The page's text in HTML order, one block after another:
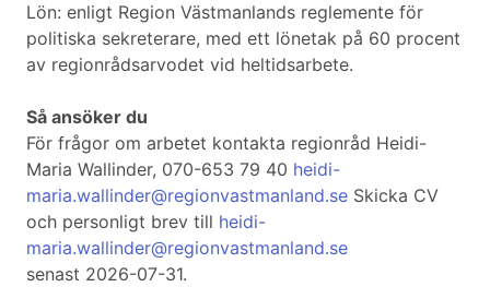
Lön: enligt Region Västmanlands reglemente för
politiska sekreterare, med ett lönetak på 60 procent
av regionrådsarvodet vid heltidsarbete.
Så ansöker du
För frågor om arbetet kontakta regionråd Heidi-
Maria Wallinder, 070-653 79 40 heidi-
maria.wallinder@regionvastmanland.se Skicka CV
och personligt brev till heidi-
maria.wallinder@regionvastmanland.se
senast 2026-07-31.